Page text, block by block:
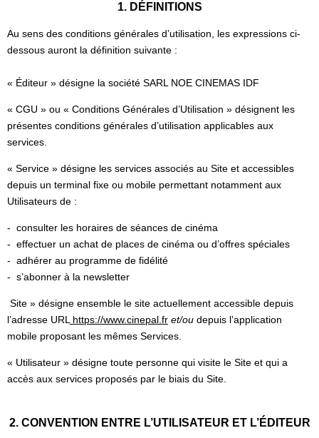
1. DÉFINITIONS
Au sens des conditions générales d’utilisation, les expressions ci-
dessous auront la définition suivante :
« Éditeur » désigne la société SARL NOE CINEMAS IDF
« CGU » ou « Conditions Générales d’Utilisation » désignent les
présentes conditions générales d’utilisation applicables aux
services.
« Service » désigne les services associés au Site et accessibles
depuis un terminal fixe ou mobile permettant notamment aux
Utilisateurs de :
- consulter les horaires de séances de cinéma
- effectuer un achat de places de cinéma ou d’offres spéciales
- adhérer au programme de fidélité
- s’abonner à la newsletter
Site » désigne ensemble le site actuellement accessible depuis
l’adresse URL https://www.cinepal.fr et/ou depuis l’application
mobile proposant les mêmes Services.
« Utilisateur » désigne toute personne qui visite le Site et qui a
accès aux services proposés par le biais du Site.
2. CONVENTION ENTRE L’UTILISATEUR ET L’ÉDITEUR